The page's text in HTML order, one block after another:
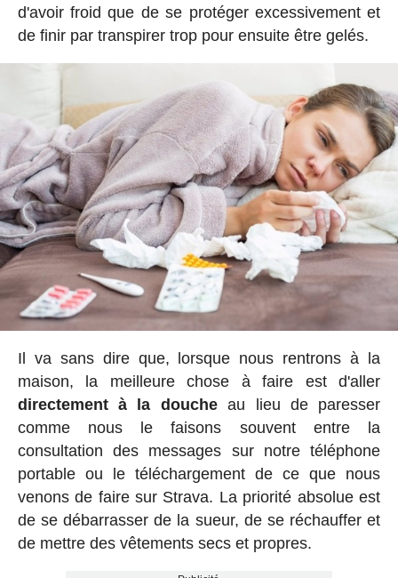
d'avoir froid que de se protéger excessivement et
de finir par transpirer trop pour ensuite être gelés.
Il va sans dire que, lorsque nous rentrons à la
maison, la meilleure chose à faire est d'aller
directement à la doucheau lieu de paresser
comme nous le faisons souvent entre la
consultation des messages sur notre téléphone
portable ou le téléchargement de ce que nous
venons de faire sur Strava. La priorité absolue est
de se débarrasser de la sueur, de se réchauffer et
de mettre des vêtements secs et propres.